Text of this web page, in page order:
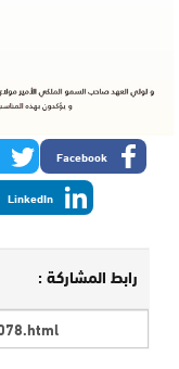
Facebook
LinkedIn
رابط المشاركة :